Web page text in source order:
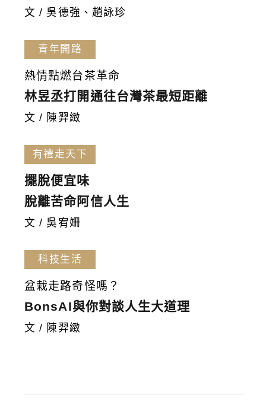
文 / 吳德強、趙詠珍
青年開路
熱情點燃台茶革命
林昱丞打開通往台灣茶最短距離
文 / 陳羿緻
有禮走天下
擺脫便宜味
脫離苦命阿信人生
文 / 吳宥姍
科技生活
盆栽走路奇怪嗎？
BonsAI與你對談人生大道理
文 / 陳羿緻